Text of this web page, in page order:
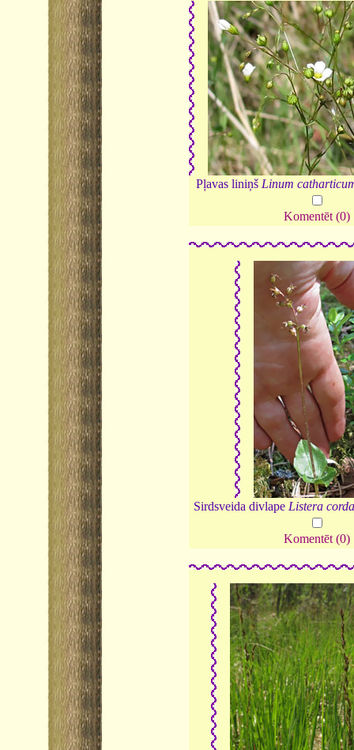
Pļavas liniņš Linum
Komentēt (0)
Sirdsveida divlape Listera
Komentēt (0)